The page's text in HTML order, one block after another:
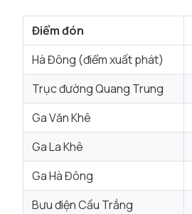
Điểm đón
Hà Đông (điểm xuất phát)
Trục đường Quang Trung
Ga Văn Khê
Ga La Khê
Ga Hà Đông
Bưu điện Cầu Trắng